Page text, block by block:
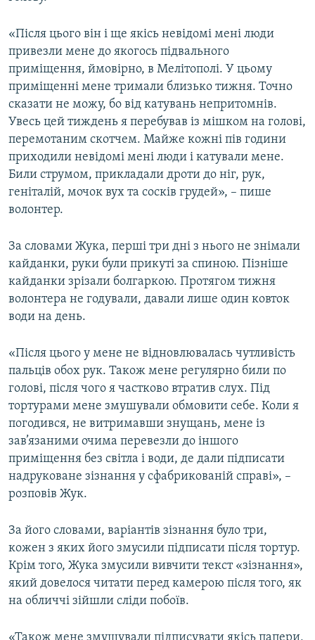
«Після цього він і ще якісь невідомі мені люди
привезли мене до якогось підвального
приміщення, ймовірно, в Мелітополі. У цьому
приміщенні мене тримали близько тижня. Точно
сказати не можу, бо від катувань непритомнів.
Увесь цей тиждень я перебував із мішком на голові,
перемотаним скотчем. Майже кожні пів години
приходили невідомі мені люди і катували мене.
Били струмом, прикладали дроти до ніг, рук,
геніталій, мочок вух та сосків грудей», – пише
волонтер.
За словами Жука, перші три дні з нього не знімали
кайданки, руки були прикуті за спиною. Пізніше
кайданки зрізали болгаркою. Протягом тижня
волонтера не годували, давали лише один ковток
води на день.
«Після цього у мене не відновлювалась чутливість
пальців обох рук. Також мене регулярно били по
голові, після чого я частково втратив слух. Під
тортурами мене змушували обмовити себе. Коли я
погодився, не витримавши знущань, мене із
зав’язаними очима перевезли до іншого
приміщення без світла і води, де дали підписати
надруковане зізнання у сфабрикованій справі», –
розповів Жук.
За його словами, варіантів зізнання було три,
кожен з яких його змусили підписати після тортур.
Крім того, Жука змусили вивчити текст «зізнання»,
який довелося читати перед камерою після того, як
на обличчі зійшли сліди побоїв.